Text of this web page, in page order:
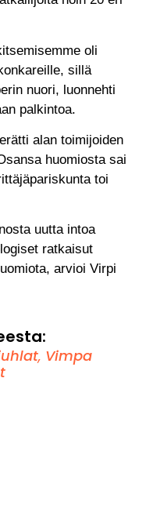
oli
sillä
nuori, luonnehti
palkintoa.
alan toimijoiden
huomiosta sai
toi
uutta intoa
ratkaisut
arvioi Virpi
, Vimpa